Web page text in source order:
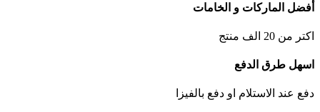
أفضل الماركات و الخامات
اكتر من 20 الف منتج
اسهل طرق الدفع
دفع عند الاستلام او دفع بالفيزا